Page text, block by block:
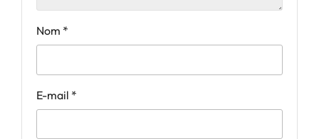
Nom *
E-mail *